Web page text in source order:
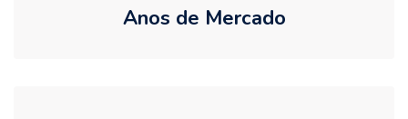
Anos de Mercado